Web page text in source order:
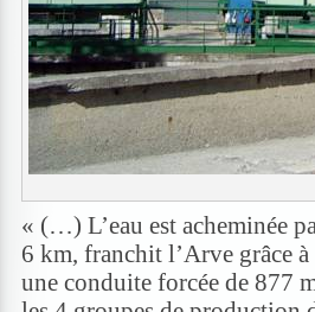
« (…) L’eau est acheminée
6 km, franchit l’Arve grâce
une conduite forcée de 877